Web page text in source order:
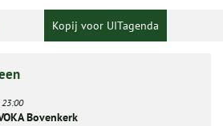
Kopij voor UITagenda
23:00
Bovenkerk